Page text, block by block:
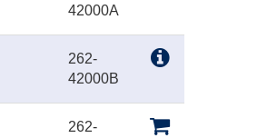
42000A
262-
42000B
262-